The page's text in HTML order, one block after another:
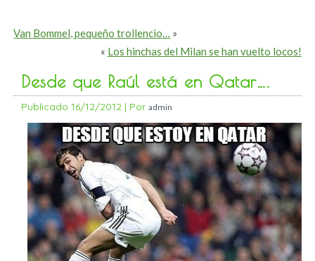
Van Bommel, pequeño trollencio… »
« Los hinchas del Milan se han vuelto locos!
Desde que Raúl está en Qatar….
Publicado 16/12/2012 | Por admin